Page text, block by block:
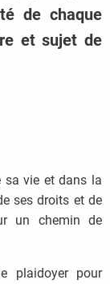
de chaque
et sujet de
sa vie et dans la
ses droits et de
un chemin de
plaidoyer pour